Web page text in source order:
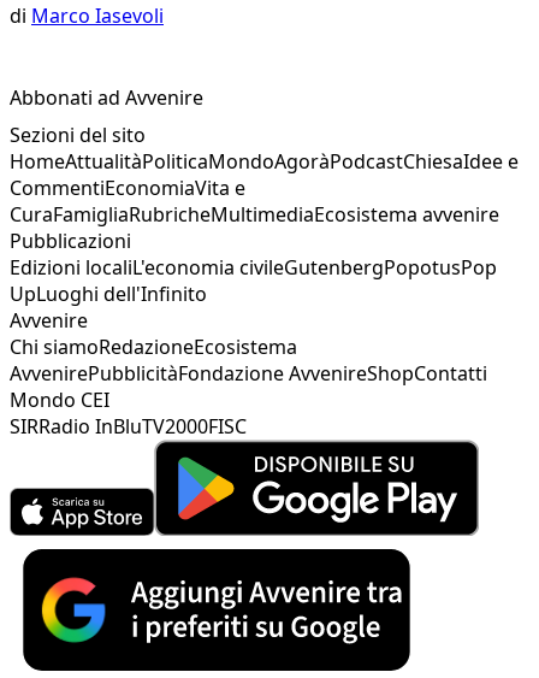
di Marco Iasevoli
Abbonati ad Avvenire
Sezioni del sito
HomeAttualitàPoliticaMondoAgoràPodcastChiesaIdee e
CommentiEconomiaVita e
CuraFamigliaRubricheMultimediaEcosistema avvenire
Pubblicazioni
Edizioni localiL'economia civileGutenbergPopotusPop
UpLuoghi dell'Infinito
Avvenire
Chi siamoRedazioneEcosistema
AvvenirePubblicitàFondazione AvvenireShopContatti
Mondo CEI
SIRRadio InBluTV2000FISC